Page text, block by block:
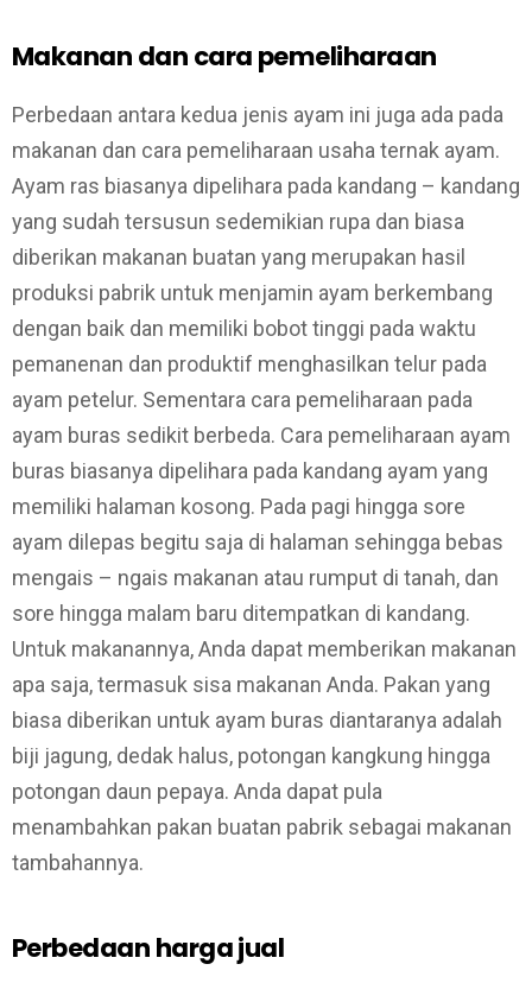
Makanan dan cara pemeliharaan
Perbedaan antara kedua jenis ayam ini juga ada pada
makanan dan cara pemeliharaan usaha ternak ayam.
Ayam ras biasanya dipelihara pada kandang – kandang
yang sudah tersusun sedemikian rupa dan biasa
diberikan makanan buatan yang merupakan hasil
produksi pabrik untuk menjamin ayam berkembang
dengan baik dan memiliki bobot tinggi pada waktu
pemanenan dan produktif menghasilkan telur pada
ayam petelur. Sementara cara pemeliharaan pada
ayam buras sedikit berbeda. Cara pemeliharaan ayam
buras biasanya dipelihara pada kandang ayam yang
memiliki halaman kosong. Pada pagi hingga sore
ayam dilepas begitu saja di halaman sehingga bebas
mengais – ngais makanan atau rumput di tanah, dan
sore hingga malam baru ditempatkan di kandang.
Untuk makanannya, Anda dapat memberikan makanan
apa saja, termasuk sisa makanan Anda. Pakan yang
biasa diberikan untuk ayam buras diantaranya adalah
biji jagung, dedak halus, potongan kangkung hingga
potongan daun pepaya. Anda dapat pula
menambahkan pakan buatan pabrik sebagai makanan
tambahannya.
Perbedaan harga jual